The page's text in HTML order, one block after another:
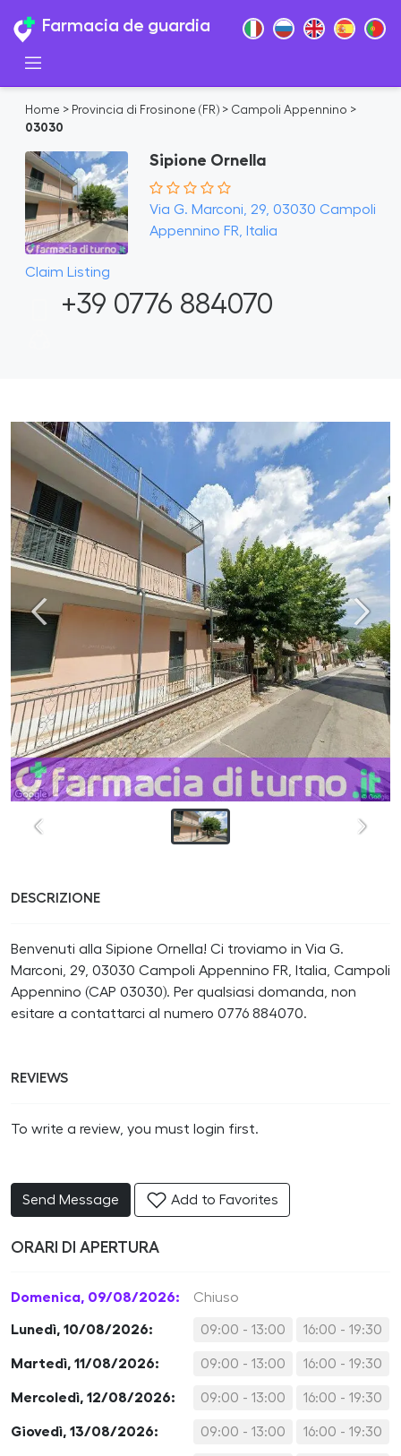
Farmacia de guardia
Home > Provincia di Frosinone (FR) > Campoli Appennino >
03030
Sipione Ornella
Via G. Marconi, 29, 03030 Campoli
Appennino FR, Italia
Claim Listing
+39 0776 884070
DESCRIZIONE
Benvenuti alla Sipione Ornella! Ci troviamo in Via G.
Marconi, 29, 03030 Campoli Appennino FR, Italia, Campoli
Appennino (CAP 03030). Per qualsiasi domanda, non
esitare a contattarci al numero 0776 884070.
REVIEWS
To write a review, you must login first.
Send Message Add to Favorites
ORARI DI APERTURA
Domenica, 09/08/2026: Chiuso
Lunedì, 10/08/2026: 09:00 - 13:00 16:00 - 19:30
Martedì, 11/08/2026: 09:00 - 13:00 16:00 - 19:30
Mercoledì, 12/08/2026: 09:00 - 13:00 16:00 - 19:30
Giovedì, 13/08/2026: 09:00 - 13:00 16:00 - 19:30